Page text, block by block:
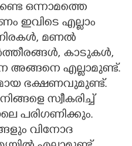
ഒന്നാമത്തെ
ഇവിടെ എല്ലാം
മണൽ
കാടുകൾ,
അങ്ങനെ എല്ലാമുണ്ട്.
ഭക്ഷണവുമുണ്ട്.
സ്വീകരിച്ച്
പരിഗണിക്കും.
വിനോദ